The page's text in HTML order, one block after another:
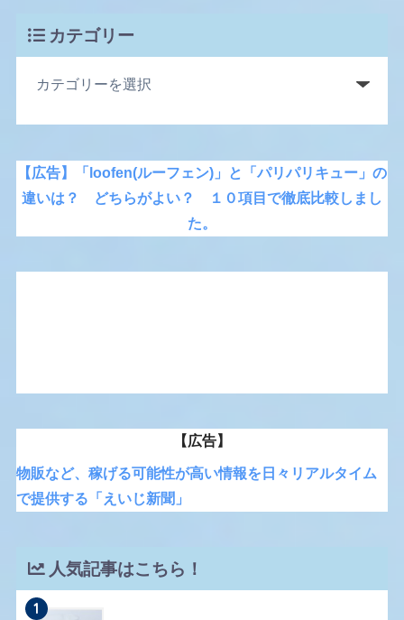
カテゴリー
【広告】「loofen(ルーフェン)」と「パリパリキュー」の
違いは？ どちらがよい？ １０項目で徹底比較しまし
た。
【広告】
物販など、稼げる可能性が高い情報を日々リアルタイム
で提供する「えいじ新聞」
人気記事はこちら！
1